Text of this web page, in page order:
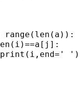
range(len(a)):
')